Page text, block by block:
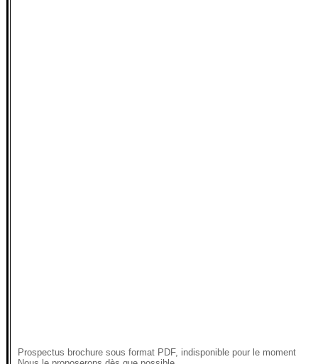
Prospectus brochure sous format PDF, indisponible pour le moment